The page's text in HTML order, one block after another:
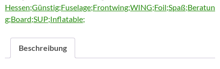
Menge
Hessen;Günstig;Fuselage;Frontwing;WING;Foil;Spaß;Beratun
g;Board;SUP;Inflatable;
Beschreibung